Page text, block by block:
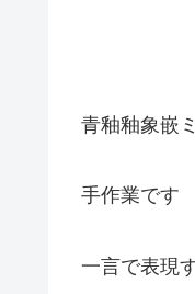
青釉釉象嵌
手作業です
一言で表現